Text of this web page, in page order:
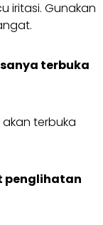
iritasi. Gunakan
terbuka
terbuka
penglihatan